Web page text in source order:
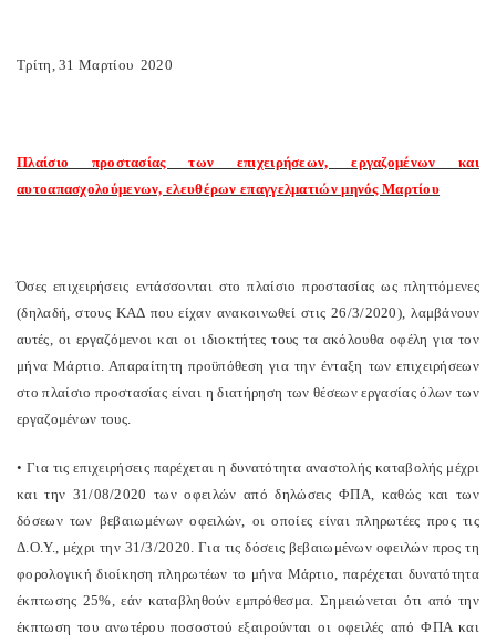
Τρίτη, 31 Μαρτίου 2020
Πλαίσιο προστασίας των επιχειρήσεων, εργαζομένων και
αυτοαπασχολούμενων, ελευθέρων επαγγελματιών μηνός Μαρτίου
Όσες επιχειρήσεις εντάσσονται στο πλαίσιο προστασίας ως πληττόμενες
(δηλαδή, στους ΚΑΔ που είχαν ανακοινωθεί στις 26/3/2020), λαμβάνουν
αυτές, οι εργαζόμενοι και οι ιδιοκτήτες τους τα ακόλουθα οφέλη για τον
μήνα Μάρτιο. Απαραίτητη προϋπόθεση για την ένταξη των επιχειρήσεων
στο πλαίσιο προστασίας είναι η διατήρηση των θέσεων εργασίας όλων των
εργαζομένων τους.
• Για τις επιχειρήσεις παρέχεται η δυνατότητα αναστολής καταβολής μέχρι
και την 31/08/2020 των οφειλών από δηλώσεις ΦΠΑ, καθώς και των
δόσεων των βεβαιωμένων οφειλών, οι οποίες είναι πληρωτέες προς τις
Δ.Ο.Υ., μέχρι την 31/3/2020. Για τις δόσεις βεβαιωμένων οφειλών προς τη
φορολογική διοίκηση πληρωτέων το μήνα Μάρτιο, παρέχεται δυνατότητα
έκπτωσης 25%, εάν καταβληθούν εμπρόθεσμα. Σημειώνεται ότι από την
έκπτωση του ανωτέρου ποσοστού εξαιρούνται οι οφειλές από ΦΠΑ και